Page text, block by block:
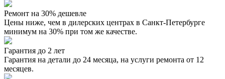
Ремонт на 30% дешевле
Цены ниже, чем в дилерских центрах в Санкт-Петербурге
минимум на 30% при том же качестве.
Гарантия до 2 лет
Гарантия на детали до 24 месяца, на услуги ремонта от 12
месяцев.